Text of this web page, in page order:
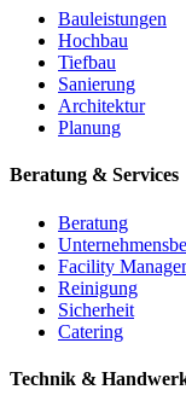
Bauleistungen
Hochbau
Tiefbau
Sanierung
Architektur
Planung
Beratung & Services
Beratung
Facility
Reinigung
Sicherheit
Catering
Technik &